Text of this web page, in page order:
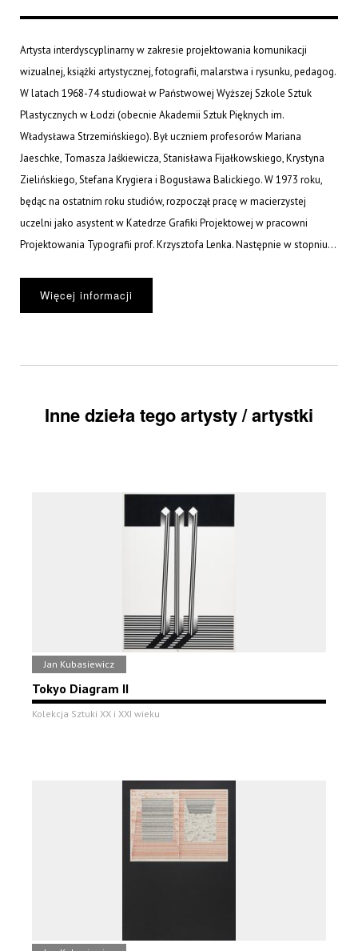
Artysta interdyscyplinarny w zakresie projektowania komunikacji
wizualnej, książki artystycznej, fotografii, malarstwa i rysunku, pedagog.
W latach 1968-74 studiował w Państwowej Wyższej Szkole Sztuk
Plastycznych w Łodzi (obecnie Akademii Sztuk Pięknych im.
Władysława Strzemińskiego). Był uczniem profesorów Mariana
Jaeschke, Tomasza Jaśkiewicza, Stanisława Fijałkowskiego, Krystyna
Zielińskiego, Stefana Krygiera i Bogusława Balickiego. W 1973 roku,
będąc na ostatnim roku studiów, rozpoczął pracę w macierzystej
uczelni jako asystent w Katedrze Grafiki Projektowej w pracowni
Projektowania Typografii prof. Krzysztofa Lenka. Następnie w stopniu...
Więcej informacji
Inne dzieła tego artysty / artystki
Jan Kubasiewicz
Tokyo Diagram II
Kolekcja Sztuki XX i XXI wieku